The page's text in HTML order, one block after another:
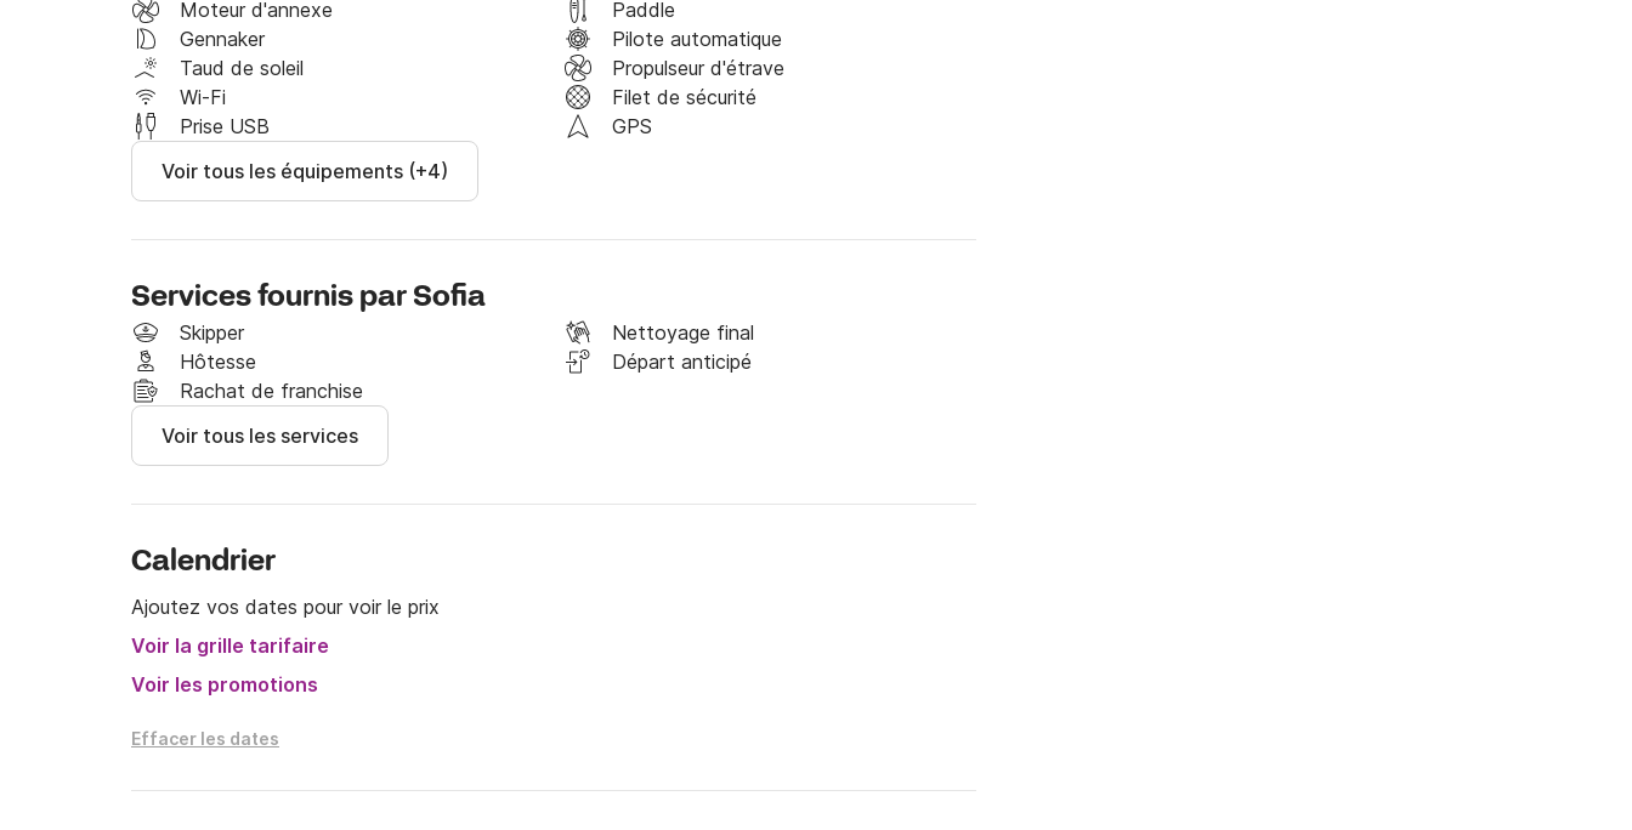
Moteur d'annexe
Paddle
Gennaker
Pilote automatique
Taud de soleil
Propulseur d'étrave
Wi-Fi
Filet de sécurité
Prise USB
GPS
Voir tous les équipements (+4)
Services fournis par Sofia
Skipper
Nettoyage final
Hôtesse
Départ anticipé
Rachat de franchise
Voir tous les services
Calendrier
Ajoutez vos dates pour voir le prix
Voir la grille tarifaire
Voir les promotions
Effacer les dates